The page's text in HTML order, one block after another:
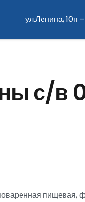
ул.Ленина, 10п
с/в
пищевая,